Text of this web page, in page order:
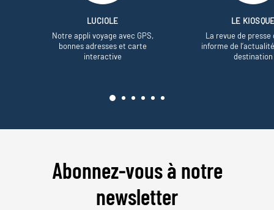
LUCIOLE
Notre appli voyage avec GPS,
bonnes adresses et carte
interactive
LE
La revue de presse
informe de
destination
Abonnez-vous à notre
newsletter